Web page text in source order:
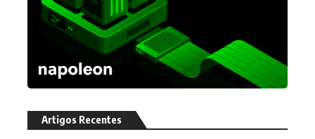
Artigos Recentes